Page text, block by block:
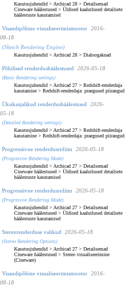
Kasutusjuhendid > Archicad 28 > Detailsemad
Cineware häälestused > Üldised kaalutlused detailsete
häälestuste kasutamisel
Visandipõhine visualiseerimismootor
2016-
08-18
(Sketch Rendering Engine)
Kasutusjuhendid > Archicad 28 > Dialoogaknad
Põhilised renderdushäälestused 2026-05-18
(Basic Rendering settings)
Kasutusjuhendid > Archicad 27 > Redshift-renderdaja
kasutamine > Redshift-renderdaja: praegused piirangud
Üksikasjalikud renderdushäälestused
2026-
05-18
(Detailed Rendering settings)
Kasutusjuhendid > Archicad 27 > Redshift-renderdaja
kasutamine > Redshift-renderdaja: praegused piirangud
Progressiivne renderdusrežiim 2026-05-18
(Progressive Rendering Mode)
Kasutusjuhendid > Archicad 27 > Detailsemad
Cineware häälestused > Üldised kaalutlused detailsete
häälestuste kasutamisel
Progressiivne renderdusrežiim 2026-05-18
(Progressive Rendering Mode)
Kasutusjuhendid > Archicad 27 > Detailsemad
Cineware häälestused > Üldised kaalutlused detailsete
häälestuste kasutamisel
Stereorenderduse valikud 2026-05-18
(Stereo Rendering Options)
Kasutusjuhendid > Archicad 27 > Detailsemad
Cineware häälestused > Stereo visualiseerimine
(Cineware)
Visandipõhine visualiseerimismootor
2016-
08-18